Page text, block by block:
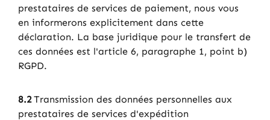
prestataires de services de paiement, nous vous
en informerons explicitement dans cette
déclaration. La base juridique pour le transfert de
ces données est l'article 6, paragraphe 1, point b)
RGPD.
8.2Transmission des données personnelles aux
prestataires de services d'expédition